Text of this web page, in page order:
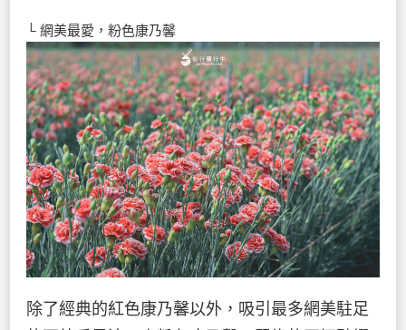
└ 網美最愛，粉色康乃馨
除了經典的紅色康乃馨以外，吸引最多網美駐足